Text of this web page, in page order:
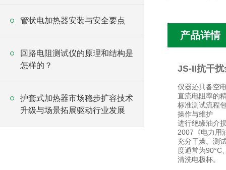
管状电加热器安装与安全要点
回路电阻测试仪的原理和结构是
怎样的？
护套式加热器市场稳步扩容技术
升级与场景拓展驱动行业发展
产品详情
JS-II抗干
仪器还具备空
直流电阻率的
标准测试流程
操作与维护
进行绝缘油介
2007《电力用
充分干燥。测
度通常为90°C
清洗电极杯。